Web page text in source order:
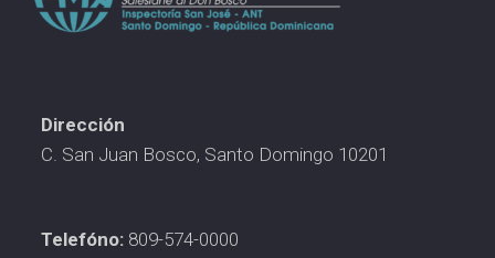
Dirección
C. San Juan Bosco, Santo Domingo 10201
Telefóno: 809-574-0000